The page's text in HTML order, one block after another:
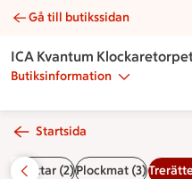
Trerättersmeny | Catering
Gå till butikssidan
ICA Kvantum
Butiksinformation
Startsida
Snittar (2)Plockmat (3)